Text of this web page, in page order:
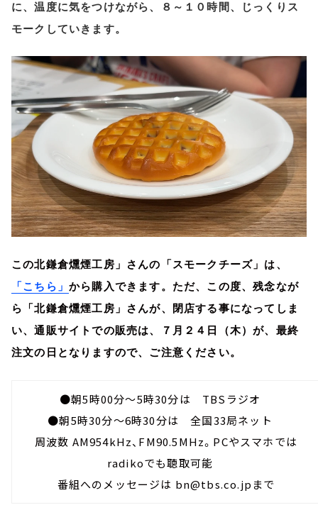
に、温度に気をつけながら、８～１０時間、じっくりス
モークしていきます。
この北鎌倉燻煙工房」さんの「スモークチーズ」は、
「こちら」 から購入できます。ただ、 この度、残念なが
ら「北鎌倉燻煙工房」さんが、閉店する事になってしま
い、通販サイトでの販売は、７月２４日（木）が、最終
注文の日となりますので、ご注意ください。
●朝5時00分～5時30分は TBSラジオ
●朝5時30分～6時30分は 全国33局ネット
周波数 AM954kHz、FM90.5MHz。PCやスマホでは
radikoでも聴取可能
番組へのメッセージは bn@tbs.co.jpまで